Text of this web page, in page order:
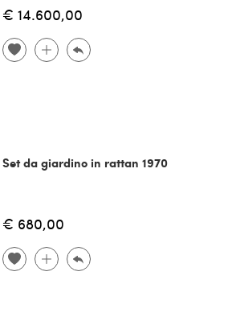
€ 14.600,00
Set da giardino in rattan 1970
€ 680,00